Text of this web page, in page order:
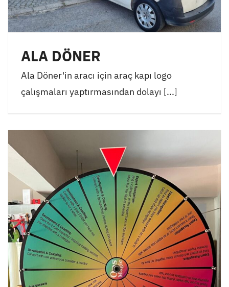
ALA DÖNER
Ala Döner'in aracı için araç kapı logo
çalışmaları yaptırmasından dolayı [...]